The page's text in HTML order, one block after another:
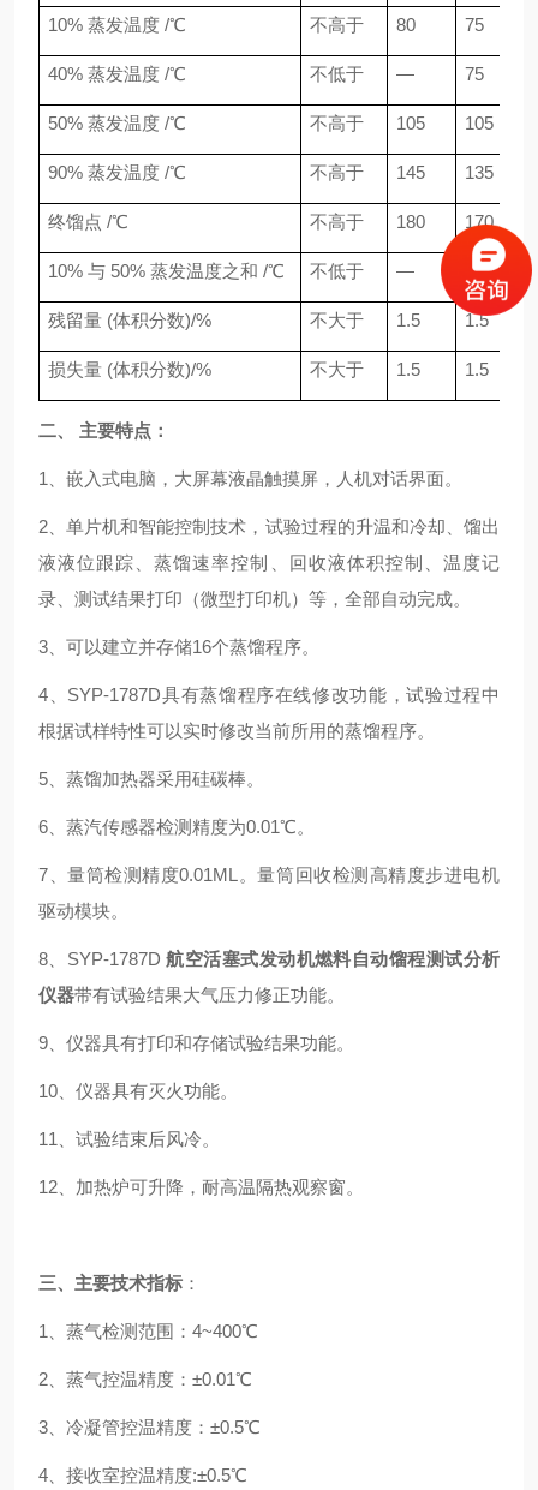
10% 蒸发温度 /℃ 不高于 80 75
40% 蒸发温度 /℃ 不低于 — 75
50% 蒸发温度 /℃ 不高于 105 105
90% 蒸发温度 /℃ 不高于 145 135
终馏点 /℃ 不高于 180 170
10% 与 50% 蒸发温度之和 /℃ 不低于 — 135
残留量 (体积分数)/% 不大于 1.5 1.5
损失量 (体积分数)/% 不大于 1.5 1.5
二、 主要特点：
1、嵌入式电脑，大屏幕液晶触摸屏，人机对话界面。
2、单片机和智能控制技术，试验过程的升温和冷却、馏出
液液位跟踪、蒸馏速率控制、回收液体积控制、温度记
录、测试结果打印（微型打印机）等，全部自动完成。
3、可以建立并存储16个蒸馏程序。
4、SYP-1787D具有蒸馏程序在线修改功能，试验过程中
根据试样特性可以实时修改当前所用的蒸馏程序。
5、蒸馏加热器采用硅碳棒。
6、蒸汽传感器检测精度为0.01℃。
7、量筒检测精度0.01ML。量筒回收检测高精度步进电机
驱动模块。
8、SYP-1787D航空活塞式发动机燃料自动馏程测试分析
仪器带有试验结果大气压力修正功能。
9、仪器具有打印和存储试验结果功能。
10、仪器具有灭火功能。
11、试验结束后风冷。
12、加热炉可升降，耐高温隔热观察窗。
三、主要技术指标 ：
1、蒸气检测范围：4~400℃
2、蒸气控温精度：±0.01℃
3、冷凝管控温精度：±0.5℃
4、接收室控温精度:±0.5℃